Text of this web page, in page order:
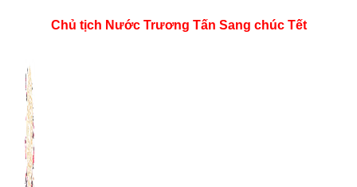
Chủ tịch Nước Trương Tấn Sang chúc Tết